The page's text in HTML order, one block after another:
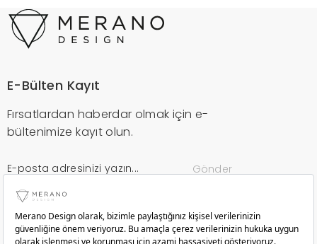
E-Bülten Kayıt
Fırsatlardan haberdar olmak için e-
bültenimize kayıt olun.
Gönder
Kurumsal